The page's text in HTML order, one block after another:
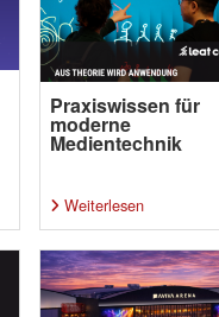
Praxiswissen für
moderne
Medientechnik
Weiterlesen